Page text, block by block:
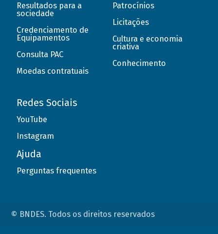
Resultados para a
sociedade
Credenciamento de
Equipamentos
Consulta PAC
Moedas contratuais
Patrocínios
Licitações
Cultura e economia
criativa
Conhecimento
Redes Sociais
YouTube
Instagram
Ajuda
Perguntas frequentes
© BNDES. Todos os direitos reservados